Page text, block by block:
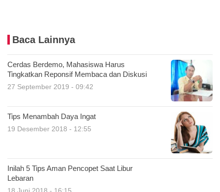
Baca Lainnya
Cerdas Berdemo, Mahasiswa Harus
Tingkatkan Reponsif Membaca dan Diskusi
27 September 2019 - 09:42
Tips Menambah Daya Ingat
19 Desember 2018 - 12:55
Inilah 5 Tips Aman Pencopet Saat Libur
Lebaran